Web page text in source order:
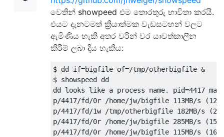
වෙතින් showpeed එම තොරතුරු භාවිතා කරයි.
එයට දැනටමත් ක්‍රියාත්මක වැඩසටහන් වලට
ඇමිණිය හැකි අතර වරින් වර යාවත්කාලීන
කිරීම් ලබා දිය හැකිය:
$ dd if=bigfile of=/tmp/otherbigfile &
$ showspeed dd
dd looks like a process name. pid=4417
p/4417/fd/0r /home/jw/bigfile 113MB/s
p/4417/fd/1w /tmp/otherbigfile 182MB/s
p/4417/fd/0r /home/jw/bigfile 285MB/s
p/4417/fd/0r /home/jw/bigfile 115MB/s